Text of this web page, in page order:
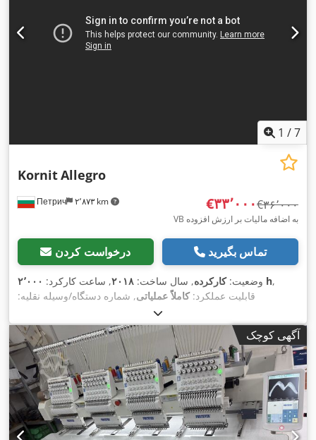
1 /7
Петрич ۲٬۸۷۳ km
KornitAllegro
‎€۳۳٬۰۰۰ ‎€۳۶٬۰۰۰
VB به اضافه مالیات بر ارزش افزوده
درخواست کردن تماس بگیرید
وضعیت:کارکرده, سال ساخت: ۲۰۱۸, ساعت کارکرد: ۲٬۰۰۰ h,
قابلیت عملکرد:کاملاً عملیاتی, شماره دستگاه/وسیله نقلیه:
, عرض کل:۲٬۰۰۰ میلی‌متر
میلی‌متر, ارتفاع کل:۱٬۸۰۰ میلی‌متر , وزن کل:۳٬۵۰۰ کیلوگرم
, نیاز
به هوا:۱ متر مکعب/ساعت آگهی کوچک